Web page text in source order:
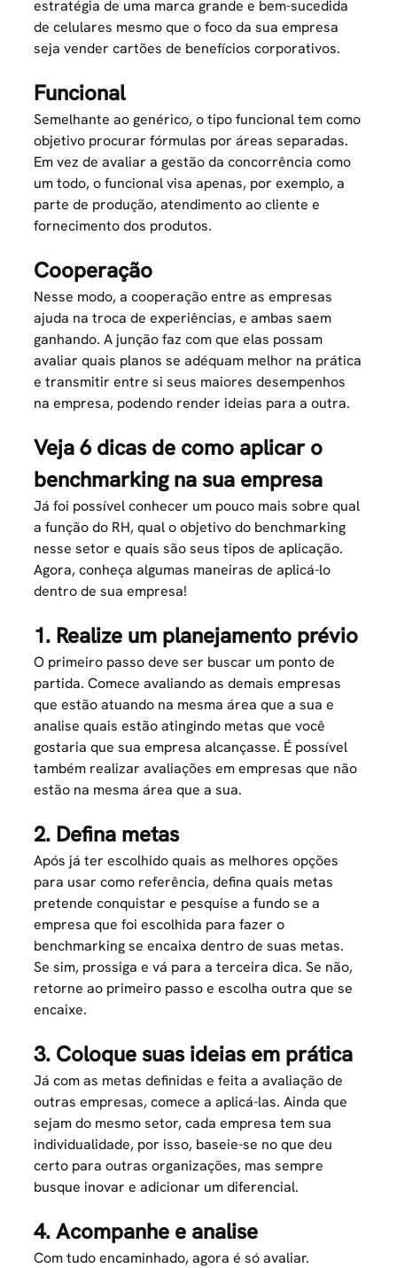
estratégia de uma marca grande e bem-sucedida
de celulares mesmo que o foco da sua empresa
seja vender cartões de benefícios corporativos.
Funcional
Semelhante ao genérico, o tipo funcional tem como
objetivo procurar fórmulas por áreas separadas.
Em vez de avaliar a gestão da concorrência como
um todo, o funcional visa apenas, por exemplo, a
parte de produção, atendimento ao cliente e
fornecimento dos produtos.
Cooperação
Nesse modo, a cooperação entre as empresas
ajuda na troca de experiências, e ambas saem
ganhando. A junção faz com que elas possam
avaliar quais planos se adéquam melhor na prática
e transmitir entre si seus maiores desempenhos
na empresa, podendo render ideias para a outra.
Veja 6 dicas de como aplicar o
benchmarking na sua empresa
Já foi possível conhecer um pouco mais sobre qual
a função do RH, qual o objetivo do benchmarking
nesse setor e quais são seus tipos de aplicação.
Agora, conheça algumas maneiras de aplicá-lo
dentro de sua empresa!
1. Realize um planejamento prévio
O primeiro passo deve ser buscar um ponto de
partida. Comece avaliando as demais empresas
que estão atuando na mesma área que a sua e
analise quais estão atingindo metas que você
gostaria que sua empresa alcançasse. É possível
também realizar avaliações em empresas que não
estão na mesma área que a sua.
2. Defina metas
Após já ter escolhido quais as melhores opções
para usar como referência, defina quais metas
pretende conquistar e pesquise a fundo se a
empresa que foi escolhida para fazer o
benchmarking se encaixa dentro de suas metas.
Se sim, prossiga e vá para a terceira dica. Se não,
retorne ao primeiro passo e escolha outra que se
encaixe.
3. Coloque suas ideias em prática
Já com as metas definidas e feita a avaliação de
outras empresas, comece a aplicá-las. Ainda que
sejam do mesmo setor, cada empresa tem sua
individualidade, por isso, baseie-se no que deu
certo para outras organizações, mas sempre
busque inovar e adicionar um diferencial.
4. Acompanhe e analise
Com tudo encaminhado, agora é só avaliar.